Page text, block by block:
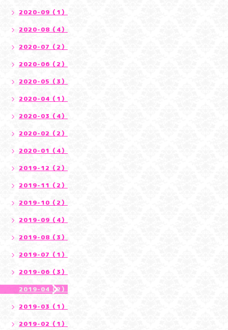
2020-09（1）
2020-08（4）
2020-07（2）
2020-06（2）
2020-05（3）
2020-04（1）
2020-03（4）
2020-02（2）
2020-01（4）
2019-12（2）
2019-11（2）
2019-10（2）
2019-09（4）
2019-08（3）
2019-07（1）
2019-06（3）
2019-04（2）
2019-03（1）
2019-02（1）